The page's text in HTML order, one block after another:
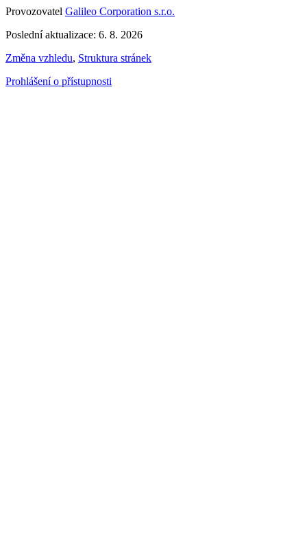
Provozovatel Galileo Corporation s.r.o.
Poslední aktualizace: 6. 8. 2026
Změna vzhledu, Struktura stránek
Prohlášení o přístupnosti